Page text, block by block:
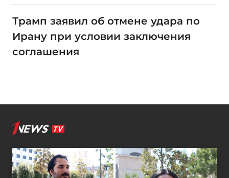
Трамп заявил об отмене удара по
Ирану при условии заключения
соглашения